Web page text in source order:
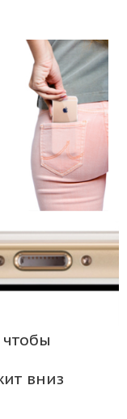
вниз